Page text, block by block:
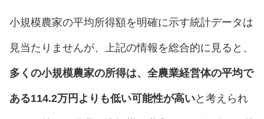
小規模農家の平均所得額を明確に示す統計データは
見当たりませんが、上記の情報を総合的に見ると、
多くの小規模農家の所得は、全農業経営体の平均で
ある114.2万円よりも低い可能性が高いと考えられ